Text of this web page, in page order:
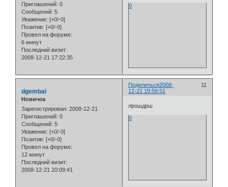
Приглашений: 0
Сообщений: 5
Уважение: [+0/-0]
Позитив: [+0/-0]
Провел на форуме:
6 минут
Последний визит:
2008-12-21 17:22:35
0
Поделиться 11
2008-
12-21 19:58:51
dgembal
Новичок
Зарегистрирован: 2008-12-21
Приглашений: 0
Сообщений: 5
Уважение: [+0/-0]
Позитив: [+0/-0]
Провел на форуме:
12 минут
Последний визит:
2008-12-21 20:09:41
лрошдрш
0